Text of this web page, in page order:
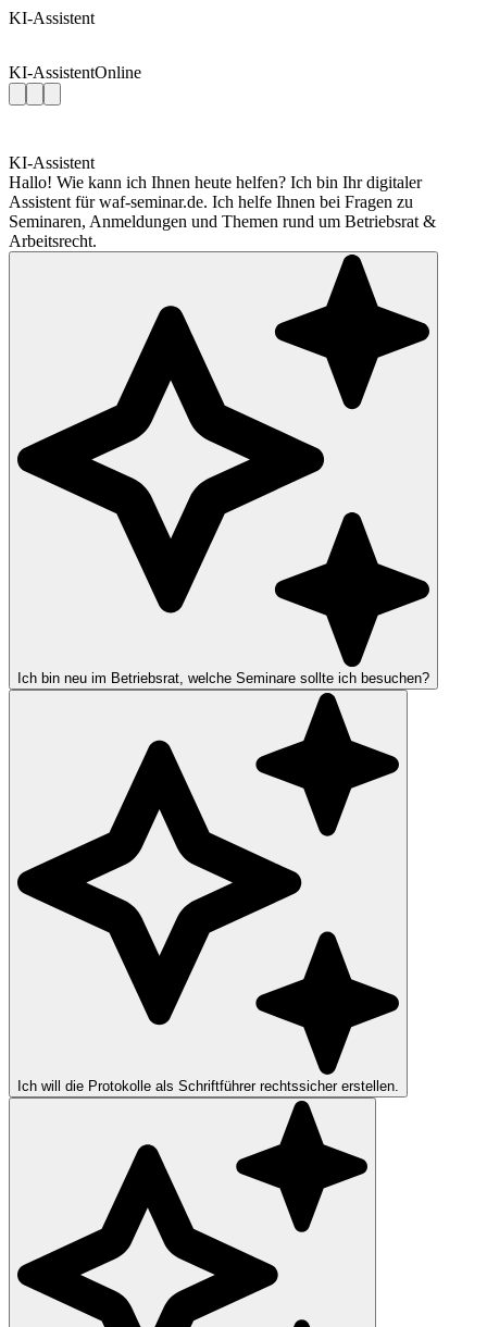
KI-Assistent
KI-AssistentOnline
KI-Assistent
Hallo! Wie kann ich Ihnen heute helfen? Ich bin Ihr digitaler
Assistent für waf-seminar.de. Ich helfe Ihnen bei Fragen zu
Seminaren, Anmeldungen und Themen rund um Betriebsrat &
Arbeitsrecht.
Ich bin neu im Betriebsrat, welche Seminare sollte ich besuchen?
Ich will die Protokolle als Schriftführer rechtssicher erstellen.